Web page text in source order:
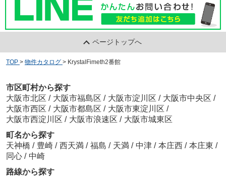
ページトップへ
TOP > 物件カタログ > KrystalFimeth2番館
市区町村から探す
大阪市北区 / 大阪市福島区 / 大阪市淀川区 / 大阪市中央区 /
大阪市西区 / 大阪市都島区 / 大阪市東淀川区 /
大阪市西淀川区 / 大阪市浪速区 / 大阪市城東区
町名から探す
天神橋 / 豊崎 / 西天満 / 福島 / 天満 / 中津 / 本庄西 / 本庄東 /
同心 / 中崎
路線から探す